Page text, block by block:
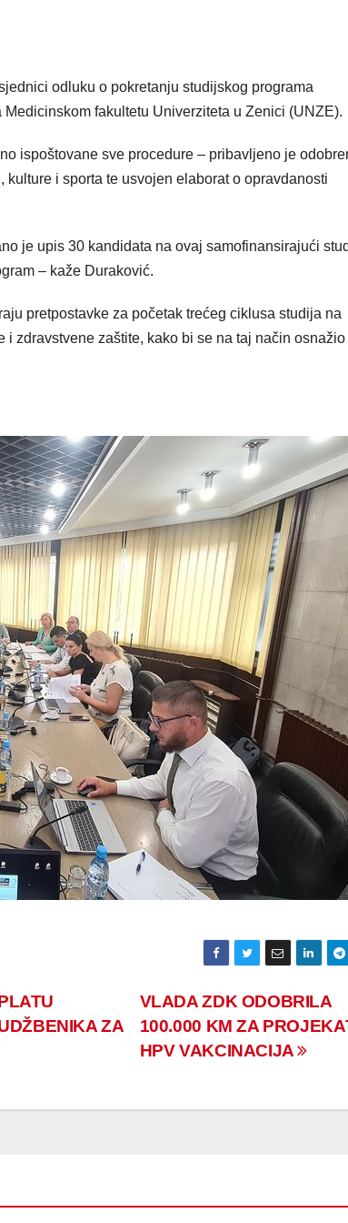
odluku o pokretanju studijskog programa
fakultetu Univerziteta u Zenici (UNZE).
ispoštovane sve procedure – pribavljeno je
i sporta te usvojen elaborat o opravdanosti
je upis 30 kandidata na ovaj samofinansirajući
– kaže Duraković.
pretpostavke za početak trećeg ciklusa studija na
zdravstvene zaštite, kako bi se na taj način osnažio
VLADA ZDK ODOBRILA
100.000 KM ZA
HPV VAKCINACIJA
ZA